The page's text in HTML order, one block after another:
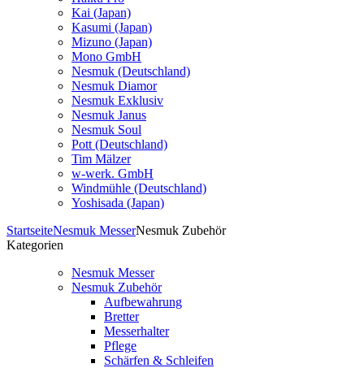
Kai (Japan)
Kasumi (Japan)
Mizuno (Japan)
Mono GmbH
Nesmuk (Deutschland)
Nesmuk Diamor
Nesmuk Exklusiv
Nesmuk Janus
Nesmuk Soul
Pott (Deutschland)
Tim Mälzer
w-werk. GmbH
Windmühle (Deutschland)
Yoshisada (Japan)
StartseiteNesmuk MesserNesmuk Zubehör
Kategorien
Nesmuk Messer
Nesmuk Zubehör
Aufbewahrung
Bretter
Messerhalter
Pflege
Schärfen & Schleifen